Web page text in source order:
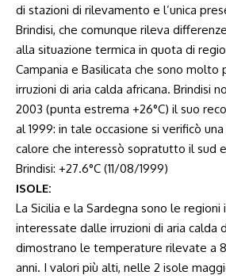
di stazioni di rilevamento e l’unica
Brindisi, che comunque rileva
alla situazione termica in quota di
Campania e Basilicata che sono molto
irruzioni di aria calda africana. Brindisi
2003 (punta estrema +26°C) il suo
al 1999: in tale occasione si verificò
calore che interessò sopratutto il sud
Brindisi: +27.6°C (11/08/1999)
ISOLE:
La Sicilia e la Sardegna sono le regioni
interessate dalle irruzioni di aria calda
dimostrano le temperature rilevate a
anni. I valori più alti, nelle 2 isole